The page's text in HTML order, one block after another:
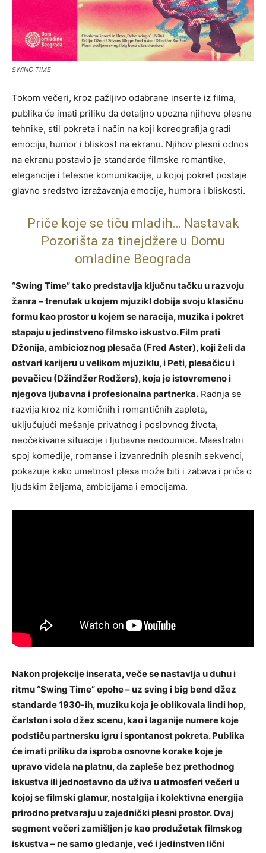
SWING TIME
Tokom večeri, kroz pažljivo odabrane inserte iz filma,
publika će imati priliku da detaljno upozna njihove plesne
tehnike, stil pokreta i način na koji koreografija gradi
emociju, humor i bliskost na ekranu. Njihov plesni odnos
na ekranu postavio je standarde filmske romantike,
elegancije i telesne komunikacije, u kojoj pokret postaje
glavno sredstvo izražavanja emocije, humora i bliskosti.
Priče koje se tiču mladih… Nastavak
Pozorišta za tinejdžere u Domu
omladine Beograda
“Swing Time” tako predstavlja ključnu tačku u razvoju
žanra – trenutak u kojem mjuzikl dobija svoju klasičnu
formu kao prostor u kojem se naracija, muzika i pokret
stapaju u jedinstveno filmsko iskustvo. Film prati
Džonija, ambicioznog plesača (Fred Aster), koji želi da
ostvari karijeru u velikom mjuziklu, i Peti, plesačicu i
pevačicu (Džindžer Rodžers), koja je istovremeno i
njegova ljubavna i profesionalna partnerka. Radnja se
razvija kroz niz komičnih i romantičnih zapleta,
uključujući mešanje privatnog i poslovnog života,
neočekivane situacije i ljubavne nedoumice. Maestralni
spoj komedije, romanse i izvanrednih plesnih sekvenci,
pokazuje kako umetnost plesa može biti i zabava i priča o
ljudskim željama, ambicijama i emocijama.
Nakon projekcije inserata, veče se nastavlja u duhu i
ritmu “Swing Time” epohe – uz sving i big bend džez
standarde 1930-ih, muziku koja je oblikovala lindi hop,
čarlston i solo džez scenu, kao i laganije numere koje
podstiču partnersku igru i spontanost pokreta. Publika
će imati priliku da isproba osnovne korake koje je
upravo videla na platnu, da zapleše bez prethodnog
iskustva ili jednostavno da uživa u atmosferi večeri u
kojoj se filmski glamur, nostalgija i kolektivna energija
prirodno pretvaraju u zajednički plesni prostor. Ovaj
segment večeri zamišljen je kao produžetak filmskog
iskustva – ne samo gledanje, već i jedinstven lični